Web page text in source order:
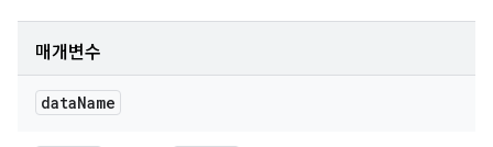
매개변수
dataName